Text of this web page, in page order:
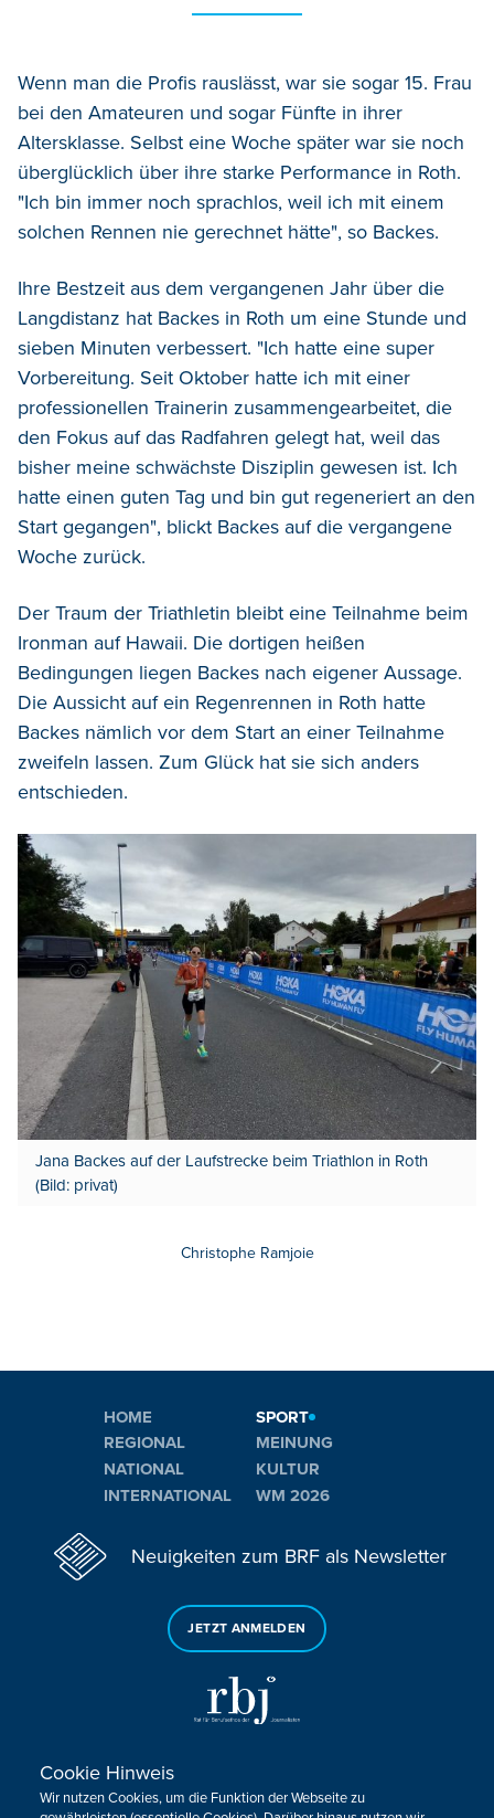
Wenn man die Profis rauslässt, war sie sogar 15. Frau
bei den Amateuren und sogar Fünfte in ihrer
Altersklasse. Selbst eine Woche später war sie noch
überglücklich über ihre starke Performance in Roth.
"Ich bin immer noch sprachlos, weil ich mit einem
solchen Rennen nie gerechnet hätte", so Backes.
Ihre Bestzeit aus dem vergangenen Jahr über die
Langdistanz hat Backes in Roth um eine Stunde und
sieben Minuten verbessert. "Ich hatte eine super
Vorbereitung. Seit Oktober hatte ich mit einer
professionellen Trainerin zusammengearbeitet, die
den Fokus auf das Radfahren gelegt hat, weil das
bisher meine schwächste Disziplin gewesen ist. Ich
hatte einen guten Tag und bin gut regeneriert an den
Start gegangen", blickt Backes auf die vergangene
Woche zurück.
Der Traum der Triathletin bleibt eine Teilnahme beim
Ironman auf Hawaii. Die dortigen heißen
Bedingungen liegen Backes nach eigener Aussage.
Die Aussicht auf ein Regenrennen in Roth hatte
Backes nämlich vor dem Start an einer Teilnahme
zweifeln lassen. Zum Glück hat sie sich anders
entschieden.
Jana Backes auf der Laufstrecke beim Triathlon in Roth
(Bild: privat)
Christophe Ramjoie
HOME
REGIONAL
NATIONAL
INTERNATIONAL
SPORT
MEINUNG
KULTUR
WM 2026
Neuigkeiten zum BRF als Newsletter
JETZT ANMELDEN
Sie haben noch Fragen oder Anmerkungen?
KONTAKTIEREN SIE UNS!
Cookie Hinweis
Wir nutzen Cookies, um die Funktion der Webseite zu